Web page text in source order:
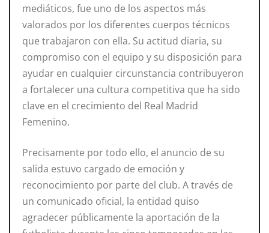
mediáticos, fue uno de los aspectos más
valorados por los diferentes cuerpos técnicos
que trabajaron con ella. Su actitud diaria, su
compromiso con el equipo y su disposición para
ayudar en cualquier circunstancia contribuyeron
a fortalecer una cultura competitiva que ha sido
clave en el crecimiento del Real Madrid
Femenino.
Precisamente por todo ello, el anuncio de su
salida estuvo cargado de emoción y
reconocimiento por parte del club. A través de
un comunicado oficial, la entidad quiso
agradecer públicamente la aportación de la